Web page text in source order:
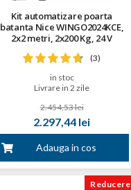
Kit automatizare poarta
batanta Nice WINGO2024KCE,
2x2 metri, 2x200 Kg, 24 V
(3)
in stoc
Livrare in 2 zile
2.454,53 lei
2.297,44 lei
Adauga in cos
Reducere